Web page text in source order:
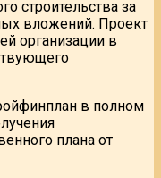
строительства за
вложений. Проект
организации в
в полном
плана от